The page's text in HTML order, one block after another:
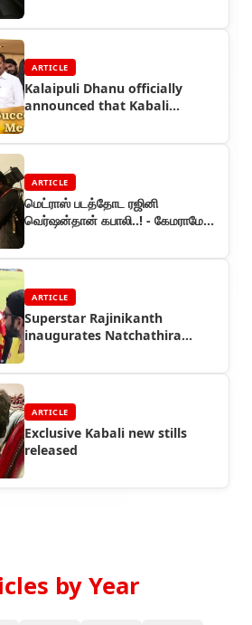
ARTICLE
Kalaipuli Dhanu officially
announced that Kabali
ARTICLE
மெட்ராஸ் படத்தோட ரஜினி
வெர்ஷன்தான் கபாலி..! - கேமராமேன்
ARTICLE
Superstar Rajinikanth
inaugurates Natchathira
ARTICLE
Exclusive Kabali new stills
released
by Year